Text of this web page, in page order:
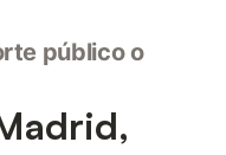
público o